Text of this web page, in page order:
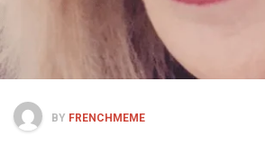
BY FRENCHMEME